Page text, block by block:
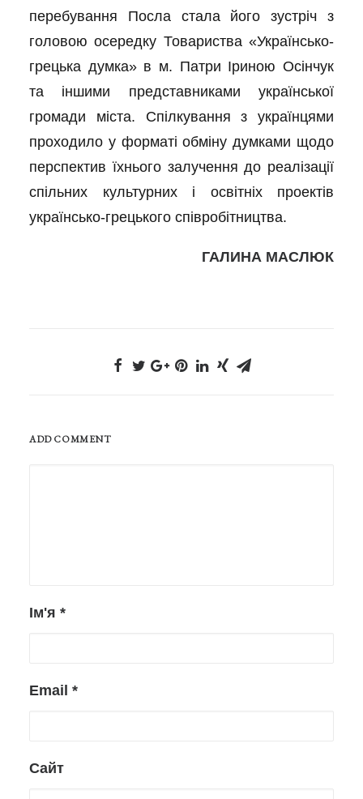
перебування Посла стала його зустріч з
головою осередку Товариства «Українсько-
грецька думка» в м. Патри Іриною Осінчук
та іншими представниками української
громади міста. Спілкуванняз українцями
проходило у форматі обміну думками щодо
перспектив їхнього залучення до реалізації
спільних культурних і освітніх проектів
українсько-грецького співробітництва.
ГАЛИНА МАСЛЮК
ADD COMMENT
Ім'я *
Email *
Сайт